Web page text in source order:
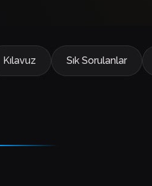
Kılavuz Sık Sorulanlar